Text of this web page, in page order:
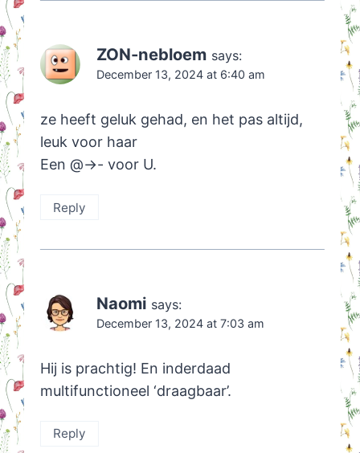
ZON-nebloem says:
December 13, 2024 at 6:40 am
ze heeft geluk gehad, en het pas altijd,
leuk voor haar
Een @->- voor U.
Reply
Naomi says:
December 13, 2024 at 7:03 am
Hij is prachtig! En inderdaad
multifunctioneel ‘draagbaar’.
Reply